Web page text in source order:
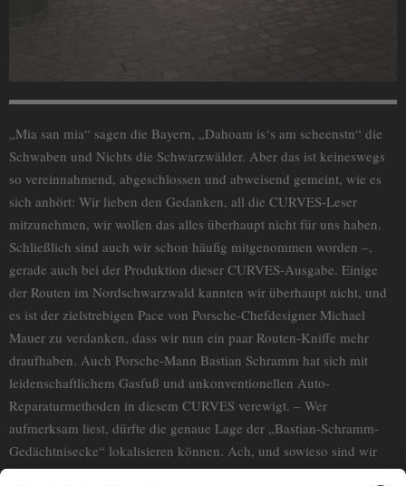
„Mia san mia“ sagen die Bayern, „Dahoam is‘s am scheenstn“ die
Schwaben und Nichts die Schwarzwälder. Aber das ist keineswegs
so vereinnahmend, abgeschlossen und abweisend gemeint, wie es
sich anhört: Wir lieben den Gedanken, all die CURVES-Leser
mitzunehmen, wir wollen das alles überhaupt nicht für uns haben.
Schließlich sind auch wir schon häufig mitgenommen worden –,
gerade auch bei der Produktion dieser CURVES-Ausgabe. Einige
der Routen im Nordschwarzwald kannten wir überhaupt nicht, und
es ist der zielstrebigen Pace von Porsche-Chefdesigner Michael
Mauer zu verdanken, dass wir nun ein paar Routen-Kniffe mehr
draufhaben. Auch Porsche-Mann Bastian Schramm hat sich mit
leidenschaftlichem Gasfuß und unkonventionellen Auto-
Reparaturmethoden in diesem CURVES verewigt. – Wer
aufmerksam liest, dürfte die genaue Lage der „Bastian-Schramm-
Gedächtnisecke“ lokalisieren können. Ach, und sowieso sind wir
von CURVES so langsam wirklich ungemein angetan von der